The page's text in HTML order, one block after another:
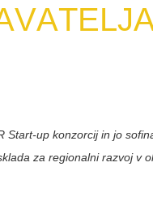
VATELJ
Start-up konzorcij in jo
za regionalni razvoj v